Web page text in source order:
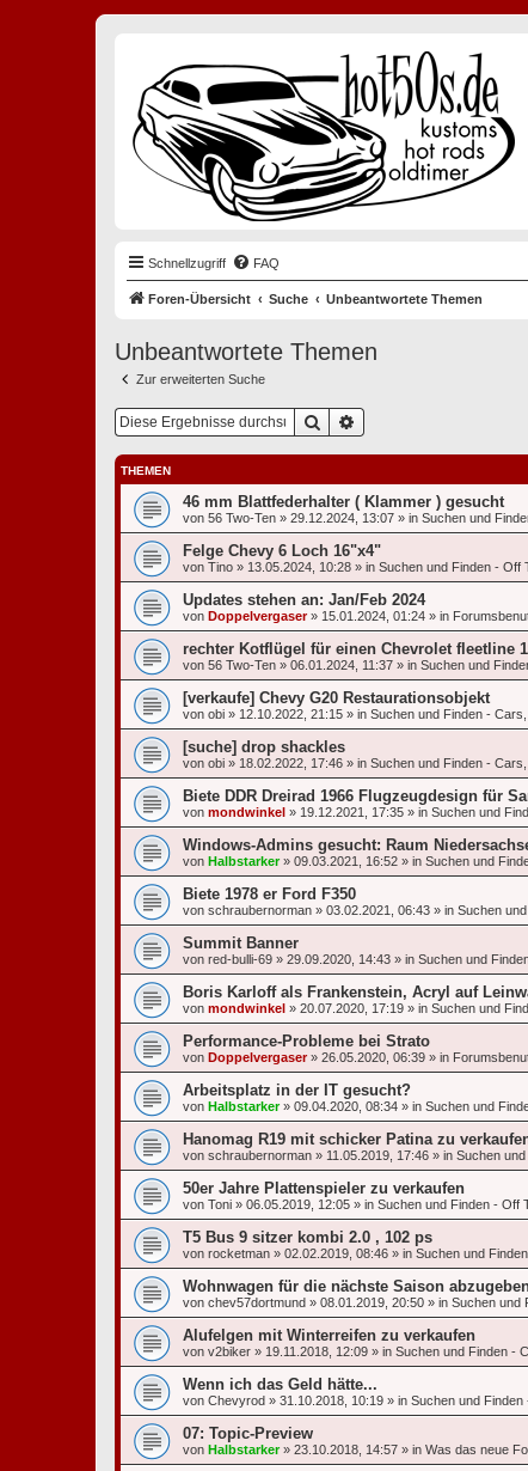
Schnellzugriff FAQ
Foren-Übersicht Suche Unbeantwortete Themen
Unbeantwortete Themen
Zur erweiterten Suche
Suche
THEMEN
46 mm Blattfederhalter ( Klammer ) gesucht
von 56 Two-Ten » 29.12.2024, 13:07 » in Suchen und
Felge Chevy 6 Loch 16"x4"
von Tino » 13.05.2024, 10:28 » in Suchen und Finden - Off
Updates stehen an: Jan/Feb 2024
von Doppelvergaser» 15.01.2024, 01:24 » in
rechter Kotflügel für einen Chevrolet fleetline
von 56 Two-Ten » 06.01.2024, 11:37 » in Suchen und
[verkaufe] Chevy G20 Restaurationsobjekt
von obi » 12.10.2022, 21:15 » in Suchen und Finden -
[suche] drop shackles
von obi » 18.02.2022, 17:46 » in Suchen und Finden -
Biete DDR Dreirad 1966 Flugzeugdesign für
von mondwinkel » 19.12.2021, 17:35 » in Suchen und
Windows-Admins gesucht: Raum
von Halbstarker» 09.03.2021, 16:52 » in Suchen und
Biete 1978 er Ford F350
von schraubernorman » 03.02.2021, 06:43 » in Suchen
Summit Banner
von red-bulli-69 » 29.09.2020, 14:43 » in Suchen und
Boris Karloff als Frankenstein, Acryl auf
von mondwinkel » 20.07.2020, 17:19 » in Suchen und
Performance-Probleme bei Strato
von Doppelvergaser» 26.05.2020, 06:39 » in
Arbeitsplatz in der IT gesucht?
von Halbstarker» 09.04.2020, 08:34 » in Suchen und
Hanomag R19 mit schicker Patina zu
von schraubernorman » 11.05.2019, 17:46 » in Suchen
50er Jahre Plattenspieler zu verkaufen
von Toni » 06.05.2019, 12:05 » in Suchen und Finden - Off
T5 Bus 9 sitzer kombi 2.0 , 102 ps
von rocketman » 02.02.2019, 08:46 » in Suchen und
Wohnwagen für die nächste Saison
von chev57dortmund » 08.01.2019, 20:50 » in Suchen und
Alufelgen mit Winterreifen zu verkaufen
von v2biker » 19.11.2018, 12:09 » in Suchen und Finden -
Wenn ich das Geld hätte...
von Chevyrod » 31.10.2018, 10:19 » in Suchen und
07: Topic-Preview
von Halbstarker» 23.10.2018, 14:57 » in Was das neue